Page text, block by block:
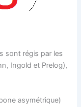
sont régis par les
Ingold et Prelog),
asymétrique)